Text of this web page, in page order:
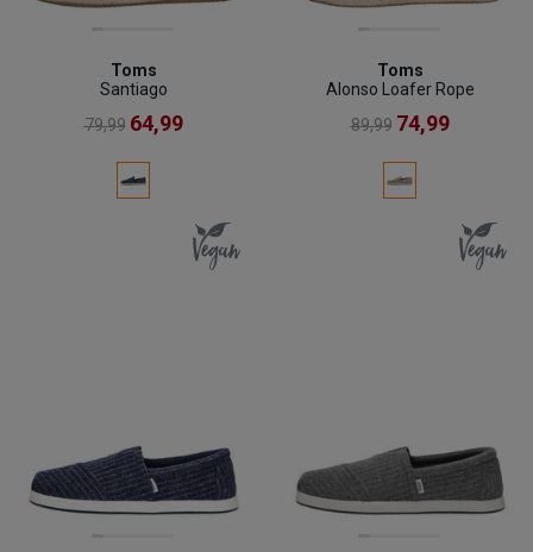
Toms
Santiago
79,99 64,99
Toms
Alonso Loafer Rope
89,99 74,99